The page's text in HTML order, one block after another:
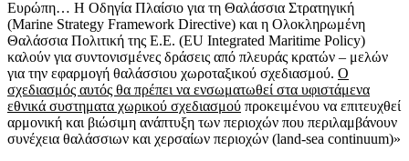
Ευρώπη… Η Οδηγία Πλαίσιο για τη Θαλάσσια Στρατηγική
(Marine Strategy Framework Directive) και η Ολοκληρωμένη
Θαλάσσια Πολιτική της Ε.Ε. (EU Integrated Maritime Policy)
καλούν για συντονισμένες δράσεις από πλευράς κρατών – μελών
για την εφαρμογή θαλάσσιου χωροταξικού σχεδιασμού. Ο
σχεδιασμός αυτός θα πρέπει να ενσωματωθεί στα υφιστάμενα
εθνικά συστηματα χωρικού σχεδιασμού προκειμένου να επιτευχθεί
αρμονική και βιώσιμη ανάπτυξη των περιοχών που περιλαμβάνουν
συνέχεια θαλάσσιων και χερσαίων περιοχών (land-sea continuum)»